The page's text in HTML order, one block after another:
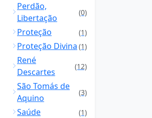
Perdão,
Libertação
(0)
Proteção (1)
Proteção Divina (1)
René
Descartes
(12)
São Tomás de
Aquino
(3)
Saúde (1)